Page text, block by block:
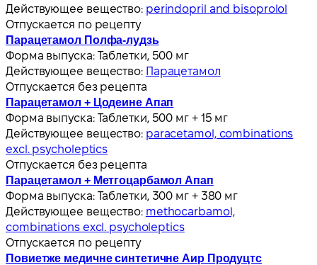
Действующее вещество: perindopril and bisoprolol
Отпускается по рецепту
Парацетамол Полфа-лудзь
Форма выпуска: Таблетки, 500 мг
Действующее вещество: Парацетамол
Отпускается без рецепта
Парацетамол + Цодеине Апап
Форма выпуска: Таблетки, 500 мг + 15 мг
Действующее вещество: paracetamol, combinations
excl. psycholeptics
Отпускается без рецепта
Парацетамол + Метгоцарбамол Апап
Форма выпуска: Таблетки, 300 мг + 380 мг
Действующее вещество: methocarbamol,
combinations excl. psycholeptics
Отпускается по рецепту
Повиетже медичне синтетичне Аир Продуцтс